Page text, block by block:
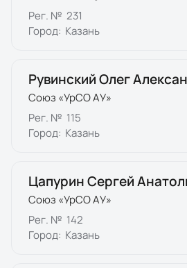
Рег. № 231
Город: Казань
Рувинский Олег
Союз «УрСО АУ»
Рег. № 115
Город: Казань
Цапурин Сергей
Союз «УрСО АУ»
Рег. № 142
Город: Казань